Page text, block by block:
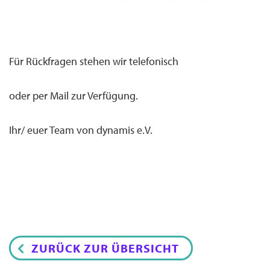
Für Rückfragen stehen wir telefonisch
oder per Mail zur Verfügung.
Ihr/ euer Team von dynamis e.V.
ZURÜCK ZUR ÜBERSICHT